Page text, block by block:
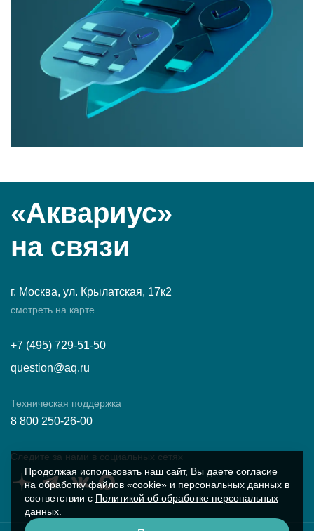
«Аквариус»
на связи
г. Москва, ул. Крылатская, 17к2
смотреть на карте
+7 (495) 729-51-50
question@aq.ru
Техническая поддержка
8 800 250-26-00
Следите за нами в социальных сетях
Продолжая использовать наш сайт, Вы даете согласие
на обработку файлов «cookie» и персональных данных в
соответствии с Политикой об обработке персональных
данных